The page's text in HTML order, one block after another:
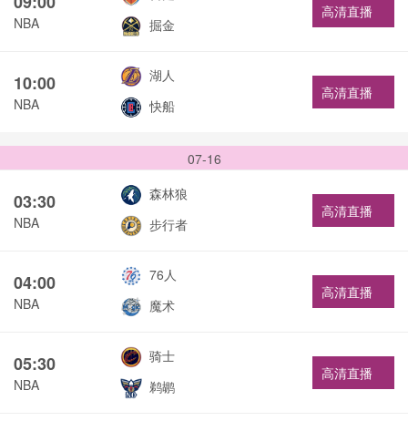
NBA
掘金
高清直播
10:00
NBA
湖人
快船
高清直播
07-16
03:30
NBA
森林狼
步行者
高清直播
04:00
NBA
76人
魔术
高清直播
05:30
NBA
骑士
鹈鹕
高清直播